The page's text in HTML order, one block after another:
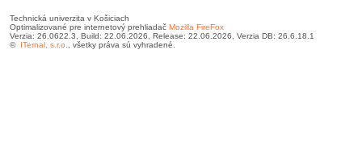
Technická univerzita v Košiciach
Optimalizované pre internetový prehliadač Mozilla FireFox
Verzia: 26.0622.3, Build: 22.06.2026, Release: 22.06.2026, Verzia DB: 26.6.18.1
© ITernal, s.r.o. , všetky práva sú vyhradené.